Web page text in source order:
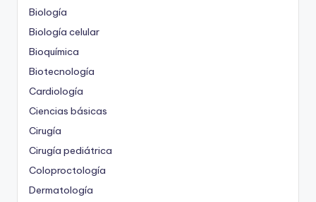
Biología
Biología celular
Bioquímica
Biotecnología
Cardiología
Ciencias básicas
Cirugía
Cirugía pediátrica
Coloproctología
Dermatología